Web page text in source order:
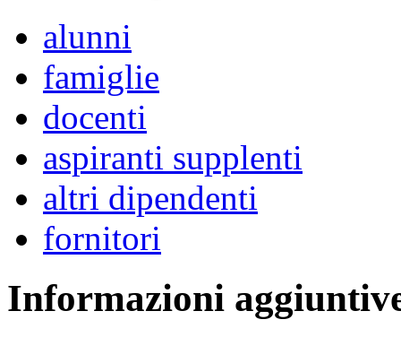
alunni
famiglie
docenti
aspiranti supplenti
altri dipendenti
fornitori
Informazioni